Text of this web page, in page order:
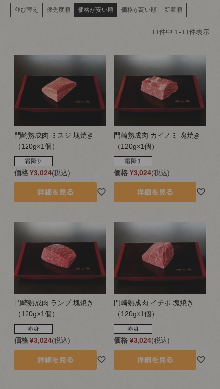
並び替え 優先度順 価格が安い順 価格が高い順 新着順
11件中 1-11件表示
門崎熟成肉 ミスジ 塊焼き
（120g×1個）
価格 ¥3,024 税込
門崎熟成肉 カイノミ 塊焼き
（120g×1個）
価格 ¥3,024 税込
門崎熟成肉 ランプ 塊焼き
（120g×1個）
価格 ¥3,024 税込
門崎熟成肉 イチボ 塊焼き
（120g×1個）
価格 ¥3,024 税込